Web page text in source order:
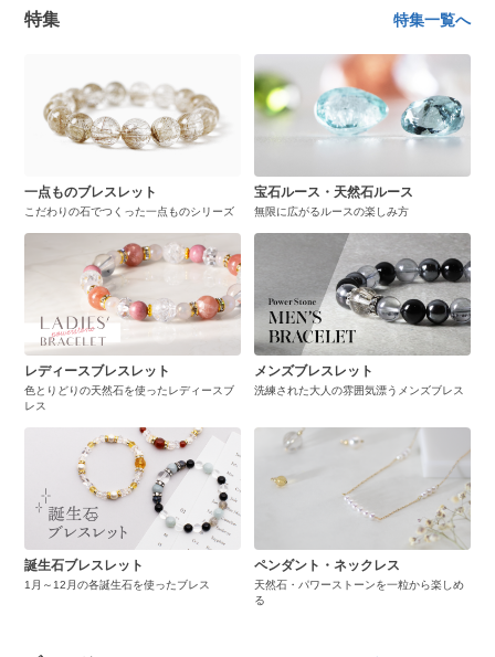
特集 特集一覧へ
一点ものブレスレット
こだわりの石でつくった一点ものシリーズ
宝石ルース・天然石ルース
無限に広がるルースの楽しみ方
レディースブレスレット
色とりどりの天然石を使ったレディースブ
レス
メンズブレスレット
洗練された大人の雰囲気漂うメンズブレス
誕生石ブレスレット
1月～12月の各誕生石を使ったブレス
ペンダント・ネックレス
天然石・パワーストーンを一粒から楽しめ
る